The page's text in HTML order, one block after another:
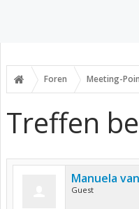
Foren Meeting-
Treffen
Manuela
Guest